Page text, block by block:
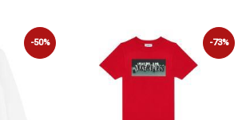
-50% -73%